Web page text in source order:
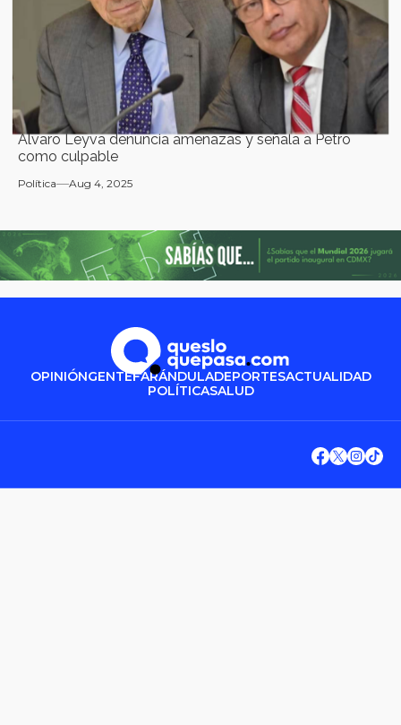
Álvaro Leyva denuncia amenazas y señala a Petro
como culpable
Política Aug 4, 2025
OPINIÓNGENTEFARÁNDULADEPORTESACTUALIDAD
POLÍTICASALUD